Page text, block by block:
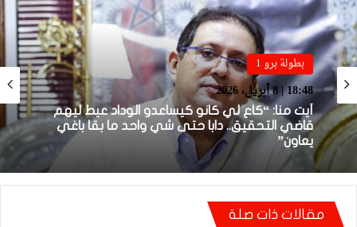
بطولة برو 1
18:48 | 8 أبريل، 2026
أيت منا: “كاع لي كانو كيساعدو الوداد عيط ليهم
بطولة برو 1
22:23 | 6 أبريل، 2026
توالي النتائج السلبية يلاحق الوداد الرياضي بعد
تعادل جديد أمام الدفاع الحسني الجديدي
مقالات ذات صلة